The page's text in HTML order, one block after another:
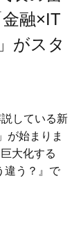
融×IT
がスタ
している新
が始まりま
大化する
違う？』で